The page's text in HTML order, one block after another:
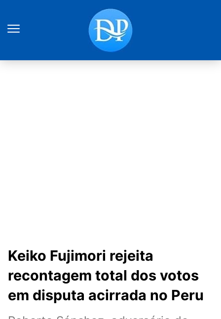
Keiko Fujimori rejeita
recontagem total dos votos
em disputa acirrada no Peru